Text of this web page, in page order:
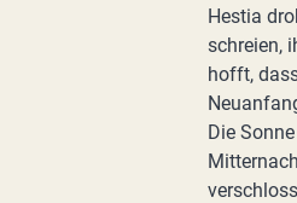
Hestia
schreien,
hofft,
Die